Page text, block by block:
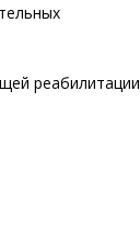
реабилитации